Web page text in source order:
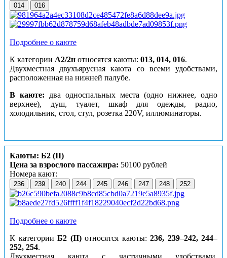
014 016
Подробнее о каюте
К категории А2/2н относятся каюты: 013, 014, 016.
Двухместная двухъярусная каюта со всеми удобствами,
расположенная на нижней палубе.
В каюте: два односпальных места (одно нижнее, одно
верхнее), душ, туалет, шкаф для одежды, радио,
холодильник, стол, стул, розетка 220V, иллюминаторы.
Каюты: Б2 (II)
Цена за взрослого пассажира: 50100 рублей
Номера кают:
236 239 240 244 245 246 247 248 252
Подробнее о каюте
К категории Б2 (II)относятся каюты: 236, 239–242, 244–
252, 254.
Двухместная каюта с частичными удобствами,